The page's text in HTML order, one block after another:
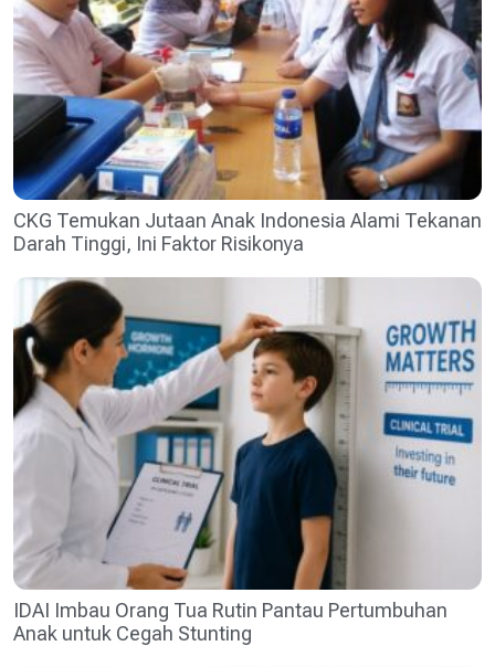
CKG Temukan Jutaan Anak Indonesia Alami Tekanan
Darah Tinggi, Ini Faktor Risikonya
IDAI Imbau Orang Tua Rutin Pantau Pertumbuhan
Anak untuk Cegah Stunting